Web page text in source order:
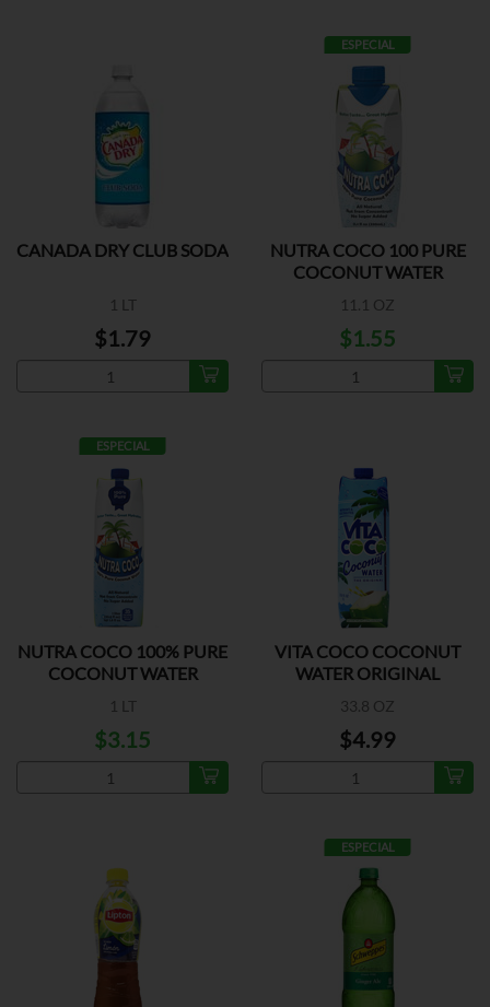
CANADA DRY CLUB SODA
1 LT
$1.79
ESPECIAL
NUTRA COCO 100 PURE
COCONUT WATER
11.1 OZ
$1.55
ESPECIAL
NUTRA COCO 100% PURE
COCONUT WATER
1 LT
$3.15
VITA COCO COCONUT
WATER ORIGINAL
33.8 OZ
$4.99
ESPECIAL